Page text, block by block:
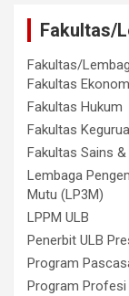
Fakultas/
Fakultas/
Fakultas
Fakultas Hukum
Fakultas
Fakultas Sains
Lembaga
Mutu (LP3M)
LPPM ULB
Penerbit ULB
Program
Program Profesi